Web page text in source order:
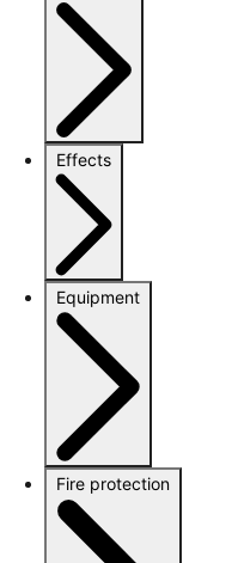
Effects
Equipment
Fire protection